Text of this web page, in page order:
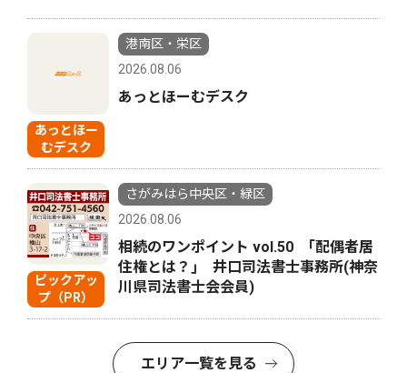
あっとほー
むデスク
港南区・栄区
2026.08.06
あっとほーむデスク
ピックアッ
プ（PR）
さがみはら中央区・緑区
2026.08.06
相続のワンポイント vol.50 ｢配偶者居
住権とは？｣ 井口司法書士事務所(神奈
川県司法書士会会員)
エリア一覧を見る